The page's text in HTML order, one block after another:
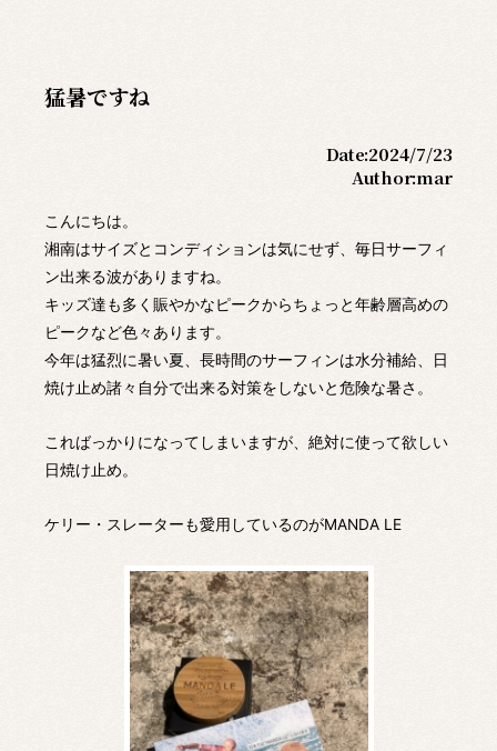
猛暑ですね
Date:2024/7/23
Author:mar
こんにちは。
湘南はサイズとコンディションは気にせず、毎日サーフィ
ン出来る波がありますね。
キッズ達も多く賑やかなピークからちょっと年齢層高めの
ピークなど色々あります。
今年は猛烈に暑い夏、長時間のサーフィンは水分補給、日
焼け止め諸々自分で出来る対策をしないと危険な暑さ。
こればっかりになってしまいますが、絶対に使って欲しい
日焼け止め。
ケリー・スレーターも愛用しているのがMANDA LE